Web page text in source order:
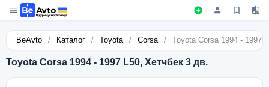
BeAvto / Каталог / Toyota / Corsa / Toyota Corsa 1994 - 1997
Toyota Corsa 1994 - 1997 L50, Хетчбек 3 дв.